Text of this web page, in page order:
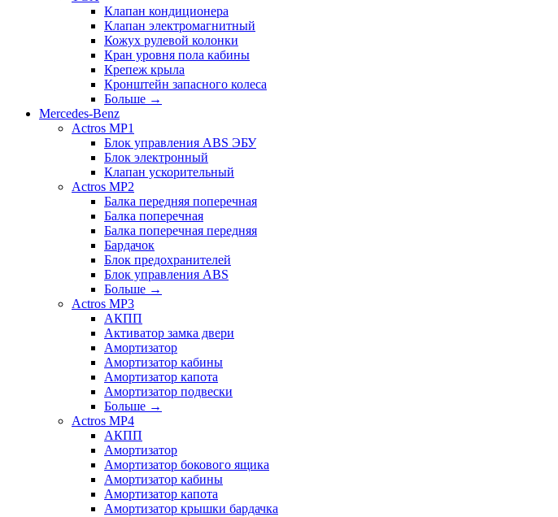
Клапан кондиционера
Клапан электромагнитный
Кожух рулевой колонки
Кран уровня пола кабины
Крепеж крыла
Кронштейн запасного колеса
Больше →
Mercedes-Benz
Actros MP1
Блок управления ABS ЭБУ
Блок электронный
Клапан ускорительный
Actros MP2
Балка передняя поперечная
Балка поперечная
Балка поперечная передняя
Бардачок
Блок предохранителей
Блок управления ABS
Больше →
Actros MP3
АКПП
Активатор замка двери
Амортизатор
Амортизатор кабины
Амортизатор капота
Амортизатор подвески
Больше →
Actros MP4
АКПП
Амортизатор
Амортизатор бокового ящика
Амортизатор кабины
Амортизатор капота
Амортизатор крышки бардачка